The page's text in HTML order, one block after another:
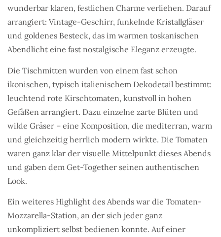
wunderbar klaren, festlichen Charme verliehen. Darauf
arrangiert: Vintage-Geschirr, funkelnde Kristallgläser
und goldenes Besteck, das im warmen toskanischen
Abendlicht eine fast nostalgische Eleganz erzeugte.
Die Tischmitten wurden von einem fast schon
ikonischen, typisch italienischem Dekodetail bestimmt:
leuchtend rote Kirschtomaten, kunstvoll in hohen
Gefäßen arrangiert. Dazu einzelne zarte Blüten und
wilde Gräser – eine Komposition, die mediterran, warm
und gleichzeitig herrlich modern wirkte. Die Tomaten
waren ganz klar der visuelle Mittelpunkt dieses Abends
und gaben dem Get-Together seinen authentischen
Look.
Ein weiteres Highlight des Abends war die Tomaten-
Mozzarella-Station, an der sich jeder ganz
unkompliziert selbst bedienen konnte. Auf einer